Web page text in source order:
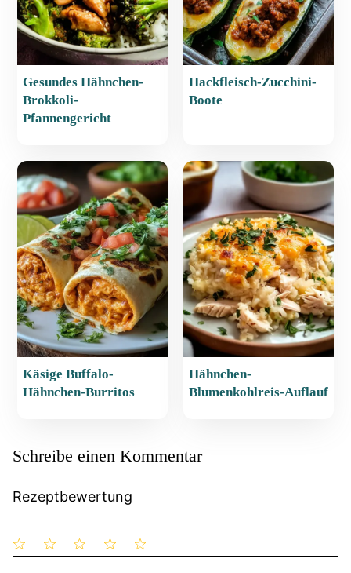
Gesundes Hähnchen-
Brokkoli-
Pfannengericht
Hackfleisch-Zucchini-
Boote
Käsige Buffalo-
Hähnchen-Burritos
Hähnchen-
Blumenkohlreis-Auflauf
Schreibe einen Kommentar
Rezeptbewertung